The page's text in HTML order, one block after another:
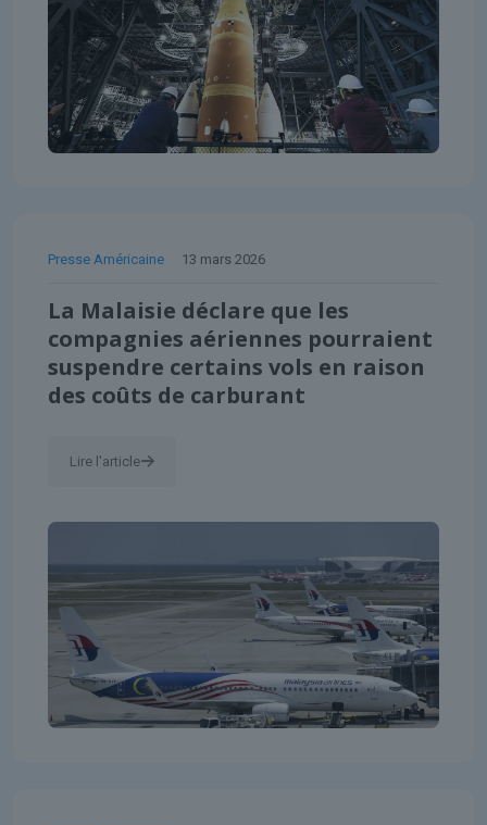
Presse Américaine 13 mars 2026
La Malaisie déclare que les
compagnies aériennes pourraient
suspendre certains vols en raison
des coûts de carburant
Lire l'article